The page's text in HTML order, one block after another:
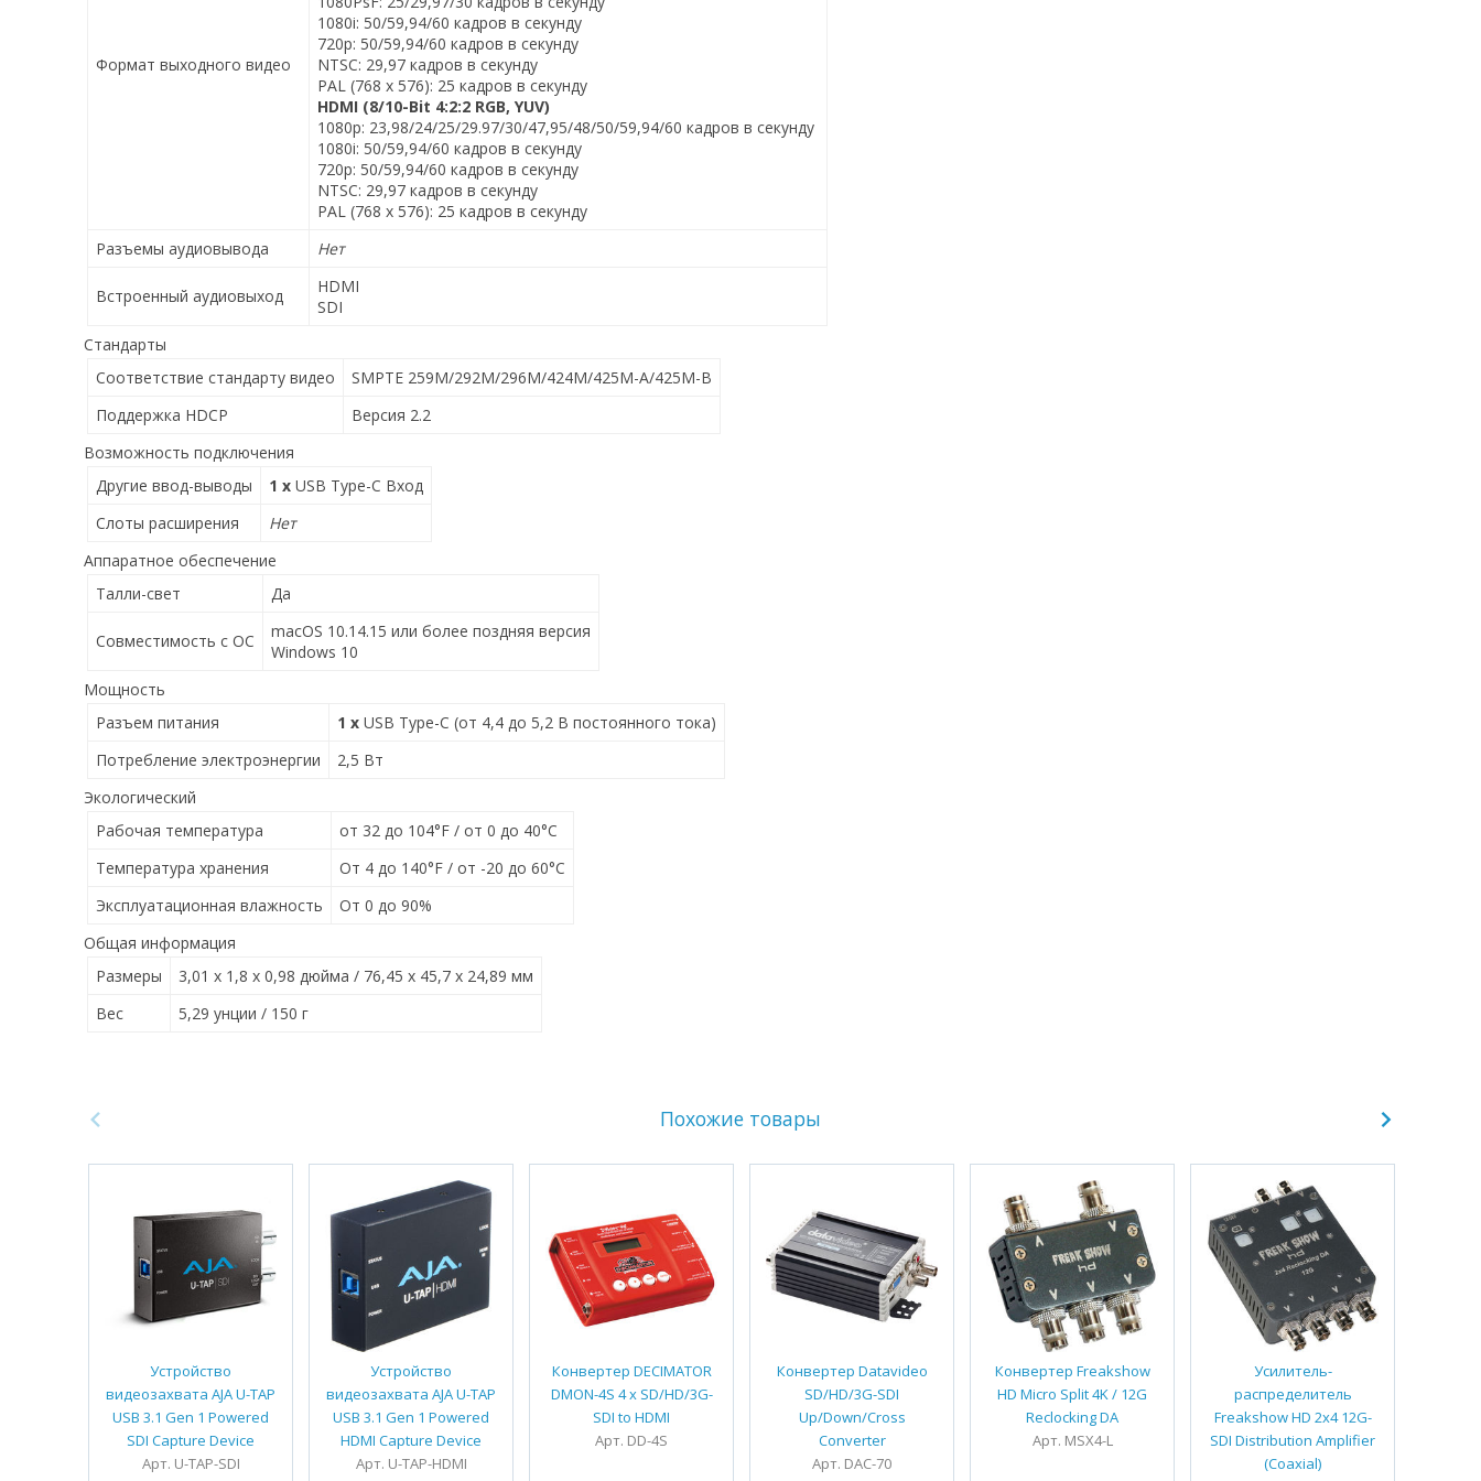
Формат выходного видео
1080i: 50/59,94/60 кадров в секунду
720p: 50/59,94/60 кадров в секунду
NTSC: 29,97 кадров в секунду
PAL (768 x 576): 25 кадров в секунду
HDMI (8/10-Bit 4:2:2 RGB, YUV)
1080p: 23,98/24/25/29.97/30/47,95/48/50/59,94/60 кадров в секунду
1080i: 50/59,94/60 кадров в секунду
720p: 50/59,94/60 кадров в секунду
NTSC: 29,97 кадров в секунду
PAL (768 x 576): 25 кадров в секунду
Разъемы аудиовывода
Нет
Встроенный аудиовыход
HDMI
SDI
Стандарты
Соответствие стандарту видео
SMPTE 259M/292M/296M/424M/425M-A/425M-B
Поддержка HDCP
Версия 2.2
Возможность подключения
Другие ввод-выводы
1 x USB Type-C Вход
Слоты расширения
Нет
Аппаратное обеспечение
Талли-свет
Да
Совместимость с ОС
macOS 10.14.15 или более поздняя версия
Windows 10
Мощность
Разъем питания
1 x USB Type-C (от 4,4 до 5,2 В постоянного тока)
Потребление электроэнергии
2,5 Вт
Экологический
Рабочая температура
от 32 до 104°F / от 0 до 40°C
Температура хранения
От 4 до 140°F / от -20 до 60°C
Эксплуатационная влажность
От 0 до 90%
Общая информация
Размеры
3,01 х 1,8 х 0,98 дюйма / 76,45 x 45,7 х 24,89 мм
Вес
5,29 унции / 150 г
Похожие товары
Устройство
видеозахвата AJA U-TAP
USB 3.1 Gen 1 Powered
SDI Capture Device
Арт. U-TAP-SDI
Устройство
видеозахвата AJA U-TAP
USB 3.1 Gen 1 Powered
HDMI Capture Device
Арт. U-TAP-HDMI
Конвертер DECIMATOR
DMON-4S 4 x SD/HD/3G-
SDI to HDMI
Арт. DD-4S
Конвертер Datavideo
SD/HD/3G-SDI
Up/Down/Cross
Converter
Арт. DAC-70
Конвертер Freakshow
HD Micro Split 4K / 12G
Reclocking DA
Арт. MSX4-L
Усилитель-
распределитель
Freakshow HD 2x4 12G-
SDI Distribution Amplifier
(Coaxial)